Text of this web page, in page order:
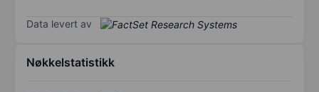
Data levert av
Nøkkelstatistikk